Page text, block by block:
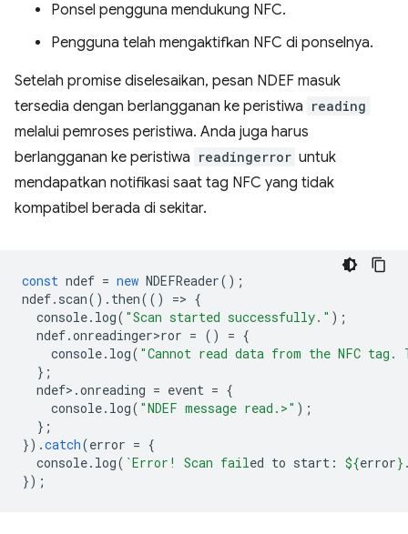
Ponsel pengguna mendukung NFC.
Pengguna telah mengaktifkan NFC di ponselnya.
Setelah promise diselesaikan, pesan NDEF masuk
tersedia dengan berlangganan ke peristiwa reading
melalui pemroses peristiwa. Anda juga harus
berlangganan ke peristiwa readingerror untuk
mendapatkan notifikasi saat tag NFC yang tidak
kompatibel berada di sekitar.
const ndef = new NDEFReader();
ndef. scan(). then(() => {
console. log( "Scan started successfully." );
ndef.onreadinger>ror = () = {
console. log( "Cannot read data from the NFC tag.
};
ndef> .onreading = event = {
console. log( "NDEF message read.>" );
};
}).catch(error = {
console. log( `Error! Scan failed to start: ${error}
});